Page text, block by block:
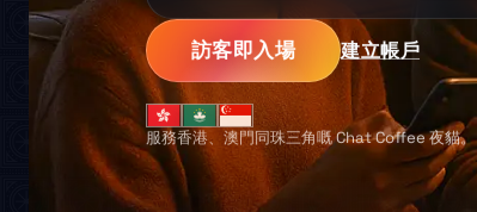
訪客即入場 建立帳戶
服務香港、澳門同珠三角嘅 Chat Coffee 夜貓。